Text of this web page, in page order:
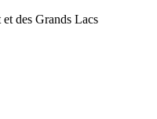
des Grands Lacs